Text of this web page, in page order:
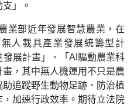
」。
業部近年發展智慧農業，在
人載具產業發展統籌型計
展計畫」、「AI驅動農業科
，其中無人機運用不只是農
追蹤野生動物足跡、防治植
加速行政效率。期待立法院